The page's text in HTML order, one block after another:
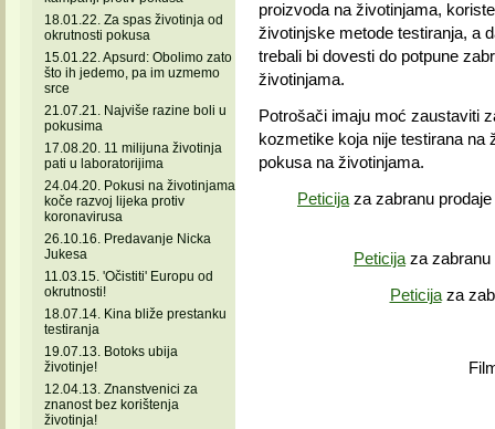
18.01.22. Za spas životinja od
okrutnosti pokusa
15.01.22. Apsurd: Obolimo zato
što ih jedemo, pa im uzmemo
srce
21.07.21. Najviše razine boli u
pokusima
17.08.20. 11 milijuna životinja
pati u laboratorijima
24.04.20. Pokusi na životinjama
koče razvoj lijeka protiv
koronavirusa
26.10.16. Predavanje Nicka
Jukesa
11.03.15. 'Očistiti' Europu od
okrutnosti!
18.07.14. Kina bliže prestanku
testiranja
19.07.13. Botoks ubija
životinje!
12.04.13. Znanstvenici za
znanost bez korištenja
životinja!
proizvoda na životinjama,
životinjske metode testiranja, a
trebali bi dovesti do potpune
životinjama.
Potrošači imaju moć zaustaviti
kozmetike koja nije testirana na
pokusa na životinjama.
Peticija za zabranu
Peticija za zabranu
Peticijaza